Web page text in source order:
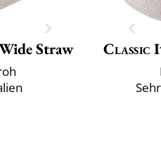
Straw Classic